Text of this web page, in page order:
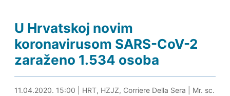
U Hrvatskoj novim
koronavirusom SARS-CoV-2
zaraženo 1.534 osoba
11.04.2020. 15:14
11.04.2020. 15:00 HRT, HZJZ, Corriere Della Sera
Mr. sc.